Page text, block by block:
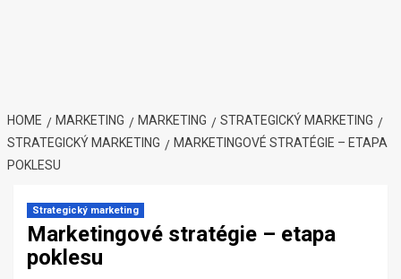
HOME MARKETING MARKETING
STRATEGICKÝ MARKETING
STRATEGICKÝ MARKETING
MARKETINGOVÉ STRATÉGIE – ETAPA
POKLESU
Strategický marketing
Marketingové stratégie – etapa
poklesu